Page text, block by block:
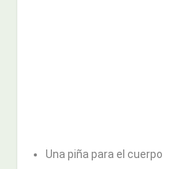
Una piña para el cuerpo